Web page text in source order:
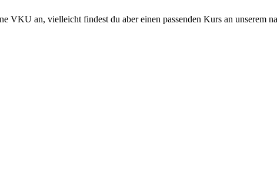
VKU an, vielleicht findest du aber einen passenden Kurs an unserem